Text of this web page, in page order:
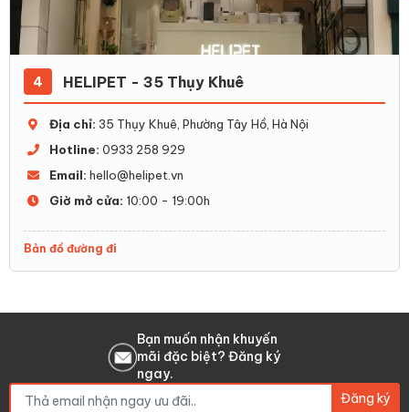
4 HELIPET - 35 Thụy Khuê
Địa chỉ: 35 Thụy Khuê, Phường Tây Hồ, Hà Nội
Hotline: 0933 258 929
Email: hello@helipet.vn
Giờ mở cửa: 10:00 - 19:00h
Bản đồ đường đi
Bạn muốn nhận khuyến
mãi đặc biệt? Đăng ký
ngay.
Đăng ký